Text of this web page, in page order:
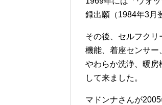
録出願（1984年3月
その後、セルフク
機能、着座センサー
やわらか洗浄、暖房
して来ました。
マドンナさんが